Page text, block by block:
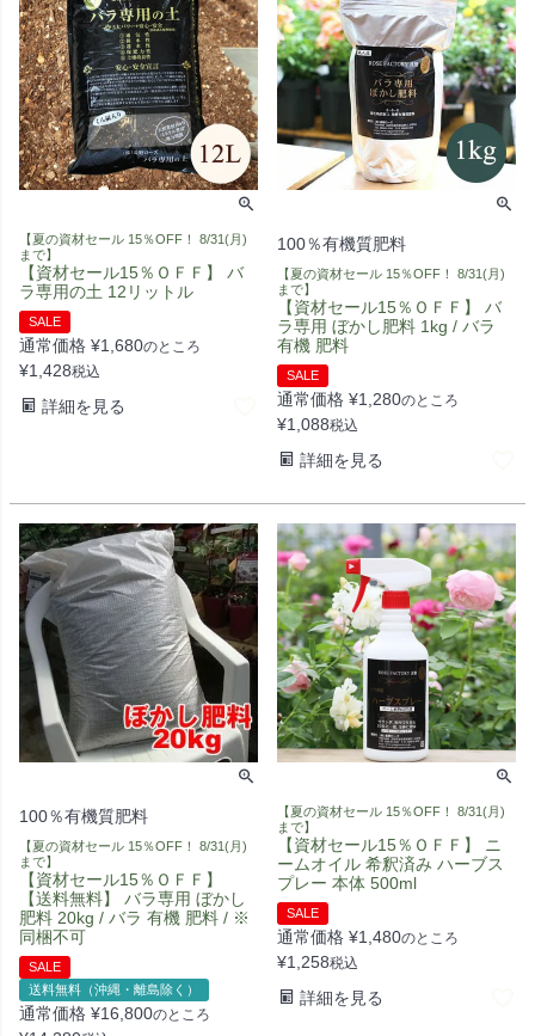
【夏の資材セール 15％OFF！ 8/31(月)
まで】
【資材セール15％ＯＦＦ】 バ
ラ専用の土 12リットル
SALE
通常価格 ¥1,680のところ
¥1,428税込
詳細を見る
100％有機質肥料
【夏の資材セール 15％OFF！ 8/31(月)
まで】
【資材セール15％ＯＦＦ】 バ
ラ専用 ぼかし肥料 1kg / バラ
有機 肥料
SALE
通常価格 ¥1,280のところ
¥1,088税込
詳細を見る
100％有機質肥料
【夏の資材セール 15％OFF！ 8/31(月)
まで】
【資材セール15％ＯＦＦ】
【送料無料】 バラ専用 ぼかし
肥料 20kg / バラ 有機 肥料 / ※
同梱不可
SALE
送料無料（沖縄・離島除く）
通常価格 ¥16,800のところ
【夏の資材セール 15％OFF！ 8/31(月)
まで】
【資材セール15％ＯＦＦ】 ニ
ームオイル 希釈済み ハーブス
プレー 本体 500ml
SALE
通常価格 ¥1,480のところ
¥1,258税込
詳細を見る